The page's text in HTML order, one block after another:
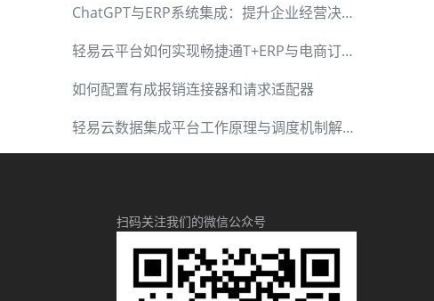
ChatGPT与ERP系统集成：提升企业经营决策能力
轻易云平台如何实现畅捷通T+ERP与电商订单高效对接
如何配置有成报销连接器和请求适配器
轻易云数据集成平台工作原理与调度机制解析
扫码关注我们的微信公众号